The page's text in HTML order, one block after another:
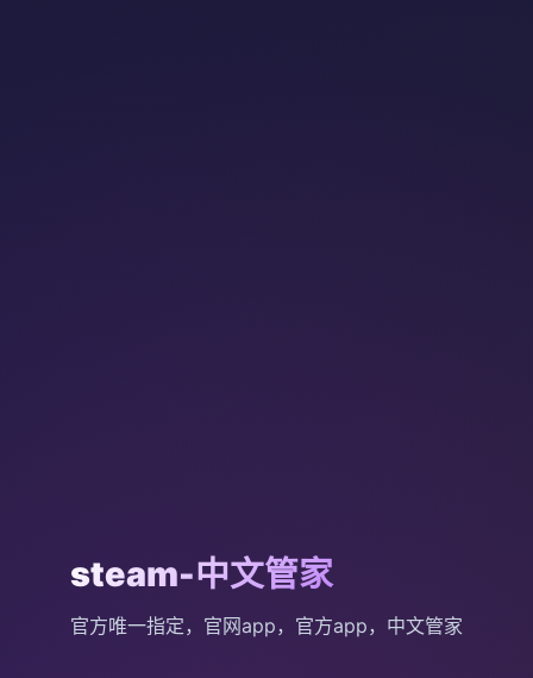
steam-中文管家
官方唯一指定，官网app，官方app，中文管家